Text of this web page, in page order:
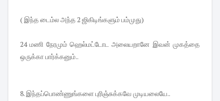
( இந்த டைம்ல அந்த 2 ஜிகிடிங்களும் பம்முது)
24 மணி நேரமும் ஹெல்மட்டோட அலையறானே இவன் முகத்தை
ஒருக்கா பார்க்கனும்..
8. இந்தப்பொண்ணுங்களை புரிஞ்சுக்கவே முடியலையே..